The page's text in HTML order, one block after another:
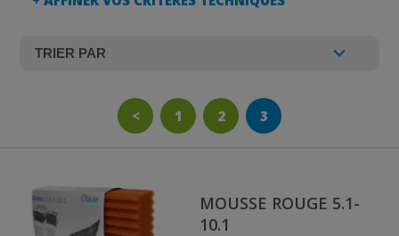
< 1 2 3
MOUSSE ROUGE 5.1-
10.1